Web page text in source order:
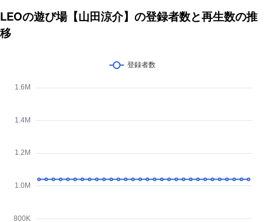
LEOの遊び場【山田涼介】の登録者数と再生数の推
移